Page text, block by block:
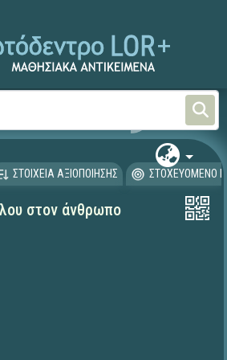
Φυσικές Επιστήμες -
ΣΤΟΙΧΕΙΑ ΑΞΙΟΠΟΙΗΣΗΣ ΣΤΟΧΕΥΟΜΕΝΟ
στον άνθρωπο